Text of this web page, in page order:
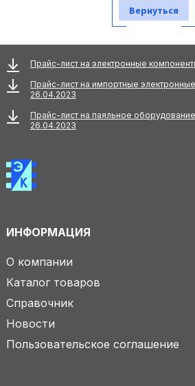
Вернуться
Прайс-лист на электронные
Прайс-лист на импортные
26.04.2023
Прайс-лист на паяльное
26.04.2023
ИНФОРМАЦИЯ
О компании
Каталог товаров
Справочник
Новости
Пользовательское соглашение